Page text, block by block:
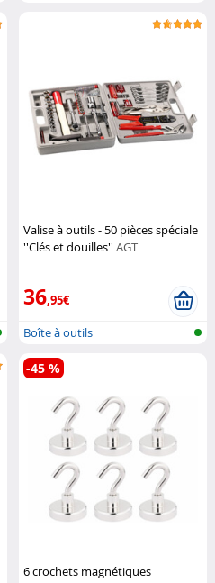
Valise à outils - 50 pièces spéciale
''Clés et douilles''AGT
36,95€
Boîte à outils
6 crochets magnétiques
-45 %